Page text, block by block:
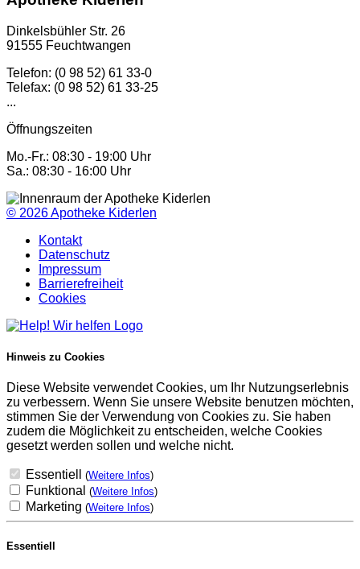
Dinkelsbühler Str. 26
91555 Feuchtwangen
Telefon: (0 98 52) 61 33-0
Telefax: (0 98 52) 61 33-25
...
Öffnungszeiten
Mo.-Fr.: 08:30 - 19:00 Uhr
Sa.: 08:30 - 16:00 Uhr
© 2026Apotheke Kiderlen
Kontakt
Datenschutz
Impressum
Barrierefreiheit
Cookies
Hinweis zu Cookies
Diese Website verwendet Cookies, um Ihr Nutzungserlebnis
zu verbessern. Wenn Sie unsere Website benutzen möchten,
stimmen Sie der Verwendung von Cookies zu. Sie haben
zudem die Möglichkeit zu entscheiden, welche Cookies
gesetzt werden sollen und welche nicht.
Essentiell (Weitere Infos)
Funktional (Weitere Infos)
Marketing (Weitere Infos)
Essentiell